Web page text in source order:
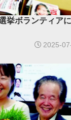
挙ボランティアに
2025-